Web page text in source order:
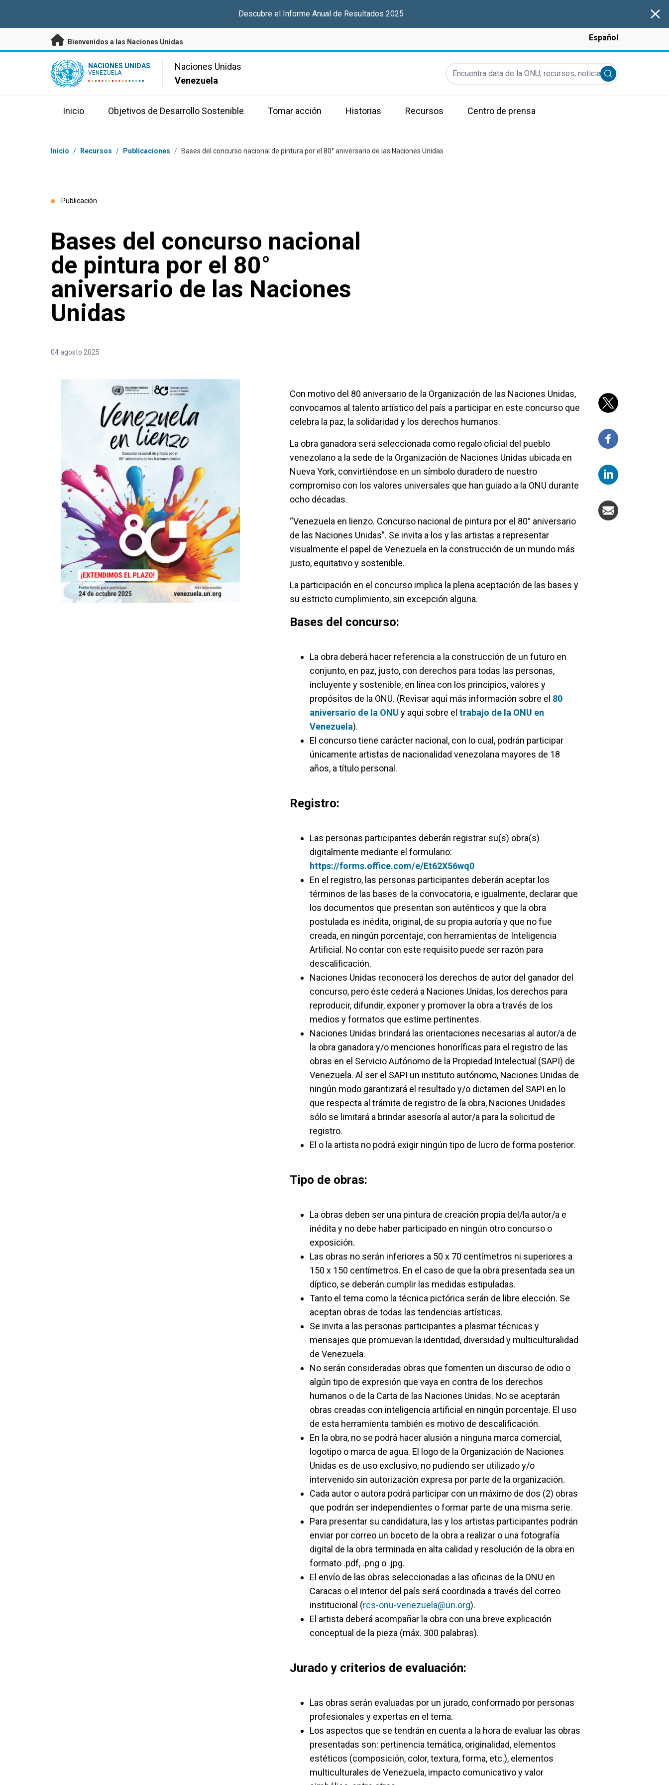
Descubre el Informe Anual de Resultados 2025
Bienvenidos a las Naciones Unidas Español
UN Logo NACIONES UNIDAS
VENEZUELA
Naciones Unidas
Venezuela
Encuentra data de la ONU, recursos, noticias y más...
Submit search
Inicio Objetivos de Desarrollo Sostenible Tomar acción Historias Recursos Centro de prensa
Coordenadas dentro de la ruta de navegación
Inicio / Recursos / Publicaciones / Bases del concurso nacional de pintura por el 80° aniversario de las Naciones Unidas
Publicación
Bases del concurso nacional
de pintura por el 80°
aniversario de las Naciones
Unidas
04 agosto 2025
Con motivo del 80 aniversario de la Organización de las Naciones Unidas,
convocamos al talento artístico del país a participar en este concurso que
celebra la paz, la solidaridad y los derechos humanos.
La obra ganadora será seleccionada como regalo oficial del pueblo
venezolano a la sede de la Organización de Naciones Unidas ubicada en
Nueva York, convirtiéndose en un símbolo duradero de nuestro
compromiso con los valores universales que han guiado a la ONU durante
ocho décadas.
“Venezuela en lienzo. Concurso nacional de pintura por el 80° aniversario
de las Naciones Unidas”. Se invita a los y las artistas a representar
visualmente el papel de Venezuela en la construcción de un mundo más
justo, equitativo y sostenible.
La participación en el concurso implica la plena aceptación de las bases y
su estricto cumplimiento, sin excepción alguna.
Bases del concurso:
La obra deberá hacer referencia a la construcción de un futuro en
conjunto, en paz, justo, con derechos para todas las personas,
incluyente y sostenible, en línea con los principios, valores y
propósitos de la ONU. (Revisar aquí más información sobre el 80
aniversario de la ONU y aquí sobre el trabajo de la ONU en
Venezuela).
El concurso tiene carácter nacional, con lo cual, podrán participar
únicamente artistas de nacionalidad venezolana mayores de 18
años, a título personal.
Registro:
Las personas participantes deberán registrar su(s) obra(s)
digitalmente mediante el formulario:
https://forms.office.com/e/Et62X56wq0
En el registro, las personas participantes deberán aceptar los
términos de las bases de la convocatoria, e igualmente, declarar que
los documentos que presentan son auténticos y que la obra
postulada es inédita, original, de su propia autoría y que no fue
creada, en ningún porcentaje, con herramientas de Inteligencia
Artificial. No contar con este requisito puede ser razón para
descalificación.
Naciones Unidas reconocerá los derechos de autor del ganador del
concurso, pero éste cederá a Naciones Unidas, los derechos para
reproducir, difundir, exponer y promover la obra a través de los
medios y formatos que estime pertinentes.
Naciones Unidas brindará las orientaciones necesarias al autor/a de
la obra ganadora y/o menciones honoríficas para el registro de las
obras en el Servicio Autónomo de la Propiedad Intelectual (SAPI) de
Venezuela. Al ser el SAPI un instituto autónomo, Naciones Unidas de
ningún modo garantizará el resultado y/o dictamen del SAPI en lo
que respecta al trámite de registro de la obra, Naciones Unidades
sólo se limitará a brindar asesoría al autor/a para la solicitud de
registro.
El o la artista no podrá exigir ningún tipo de lucro de forma posterior.
Tipo de obras:
La obras deben ser una pintura de creación propia del/la autor/a e
inédita y no debe haber participado en ningún otro concurso o
exposición.
Las obras no serán inferiores a 50 x 70 centímetros ni superiores a
150 x 150 centímetros. En el caso de que la obra presentada sea un
díptico, se deberán cumplir las medidas estipuladas.
Tanto el tema como la técnica pictórica serán de libre elección. Se
aceptan obras de todas las tendencias artísticas.
Se invita a las personas participantes a plasmar técnicas y
mensajes que promuevan la identidad, diversidad y multiculturalidad
de Venezuela.
No serán consideradas obras que fomenten un discurso de odio o
algún tipo de expresión que vaya en contra de los derechos
humanos o de la Carta de las Naciones Unidas. No se aceptarán
obras creadas con inteligencia artificial en ningún porcentaje. El uso
de esta herramienta también es motivo de descalificación.
En la obra, no se podrá hacer alusión a ninguna marca comercial,
logotipo o marca de agua. El logo de la Organización de Naciones
Unidas es de uso exclusivo, no pudiendo ser utilizado y/o
intervenido sin autorización expresa por parte de la organización.
Cada autor o autora podrá participar con un máximo de dos (2) obras
que podrán ser independientes o formar parte de una misma serie.
Para presentar su candidatura, las y los artistas participantes podrán
enviar por correo un boceto de la obra a realizar o una fotografía
digital de la obra terminada en alta calidad y resolución de la obra en
formato .pdf, .png o .jpg.
El envío de las obras seleccionadas a las oficinas de la ONU en
Caracas o el interior del país será coordinada a través del correo
institucional (rcs-onu-venezuela@un.org).
El artista deberá acompañar la obra con una breve explicación
conceptual de la pieza (máx. 300 palabras).
Jurado y criterios de evaluación:
Las obras serán evaluadas por un jurado, conformado por personas
profesionales y expertas en el tema.
Los aspectos que se tendrán en cuenta a la hora de evaluar las obras
presentadas son: pertinencia temática, originalidad, elementos
estéticos (composición, color, textura, forma, etc.), elementos
multiculturales de Venezuela, impacto comunicativo y valor